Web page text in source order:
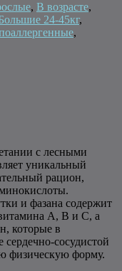
, В возрасте,
24-45кг,
,
с лесными
уникальный
рацион,
и фазана содержит
А, В и С, а
которые в
сосудистой
физическую форму.